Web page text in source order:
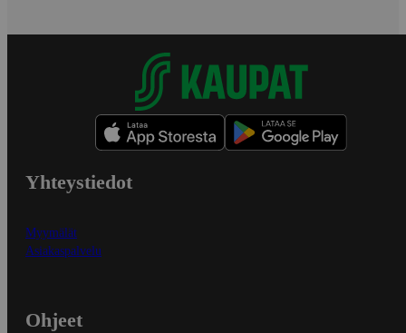
Yhteystiedot
Myymälät
Asiakaspalvelu
Ohjeet